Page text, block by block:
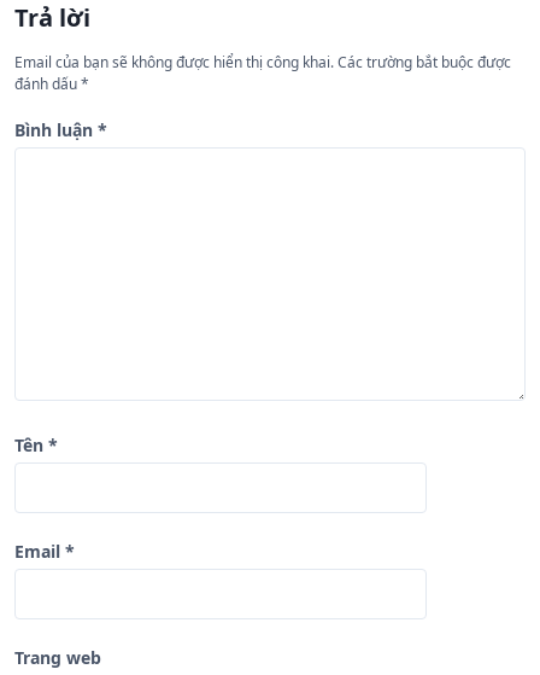
ớ
n
g
b
Trả lời
Email của bạn sẽ không được hiển thị công khai.Các trường bắt buộc được
đánh dấu*
Bình luận *
Tên *
Email *
Trang web